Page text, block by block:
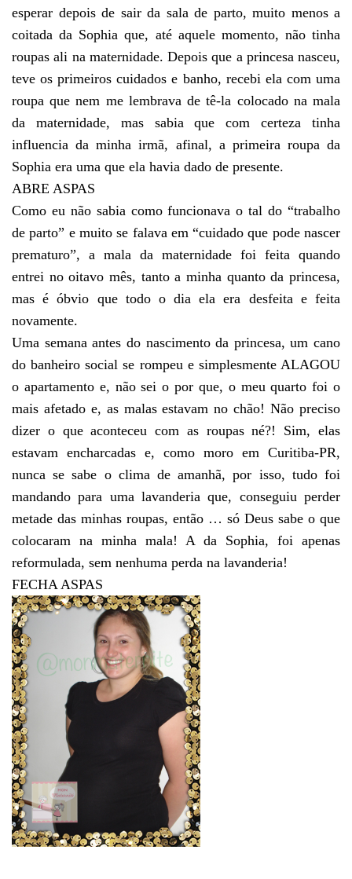
esperar depois de sair da sala de parto, muito menos a
coitada da Sophia que, até aquele momento, não tinha
roupas ali na maternidade. Depois que a princesa nasceu,
teve os primeiros cuidados e banho, recebi ela com uma
roupa que nem me lembrava de tê-la colocado na mala
da maternidade, mas sabia que com certeza tinha
influencia da minha irmã, afinal, a primeira roupa da
Sophia era uma que ela havia dado de presente.
ABRE ASPAS
Como eu não sabia como funcionava o tal do “trabalho
de parto” e muito se falava em “cuidado que pode nascer
prematuro”, a mala da maternidade foi feita quando
entrei no oitavo mês, tanto a minha quanto da princesa,
mas é óbvio que todo o dia ela era desfeita e feita
novamente.
Uma semana antes do nascimento da princesa, um cano
do banheiro social se rompeu e simplesmente ALAGOU
o apartamento e, não sei o por que, o meu quarto foi o
mais afetado e, as malas estavam no chão! Não preciso
dizer o que aconteceu com as roupas né?! Sim, elas
estavam encharcadas e, como moro em Curitiba-PR,
nunca se sabe o clima de amanhã, por isso, tudo foi
mandando para uma lavanderia que, conseguiu perder
metade das minhas roupas, então … só Deus sabe o que
colocaram na minha mala! A da Sophia, foi apenas
reformulada, sem nenhuma perda na lavanderia!
FECHA ASPAS